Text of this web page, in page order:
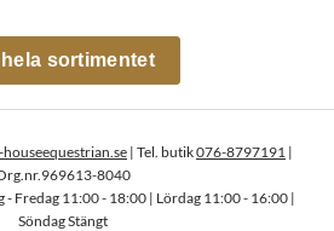
sortimentet
| Tel. butik076-8797191 |
8040
- Fredag 11:00 - 18:00 | Lördag 11:00 - 16:00 |
Söndag Stängt